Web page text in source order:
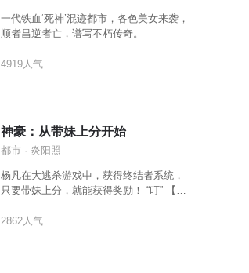
一代铁血‘死神’混迹都市，各色美女来袭，
顺者昌逆者亡，谱写不朽传奇。
4919人气
神豪：从带妹上分开始
都市 · 炎阳照
杨凡在大逃杀游戏中，获得终结者系统，
只要带妹上分，就能获得奖励！ “叮” 【与
愿宝箱】 “叮” 【与金发碧眼丽莎成功吃
2862人气